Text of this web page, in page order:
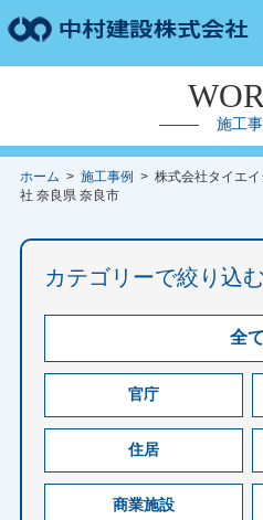
施工
ホーム > 施工事例 > 株式会社タイエ
社 奈良県 奈良市
カテゴリーで絞り込む
全て
官庁
住居
商業施設